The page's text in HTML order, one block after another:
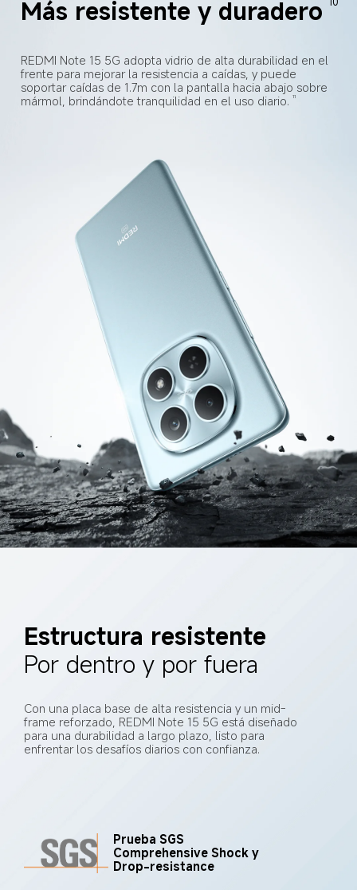
Más resistente y duradero
REDMI Note 15 5G adopta vidrio de alta durabilidad en el
frente para mejorar la resistencia a caídas, y puede
soportar caídas de 1.7m con la pantalla hacia abajo sobre
mármol, brindándote tranquilidad en el uso diario.
11
Estructura resistente
Por dentro y por fuera
Con una placa base de alta resistencia y un mid-
frame reforzado, REDMI Note 15 5G está diseñado
para una durabilidad a largo plazo, listo para
enfrentar los desafíos diarios con confianza.
Prueba SGS
Comprehensive Shock y
Drop-resistance